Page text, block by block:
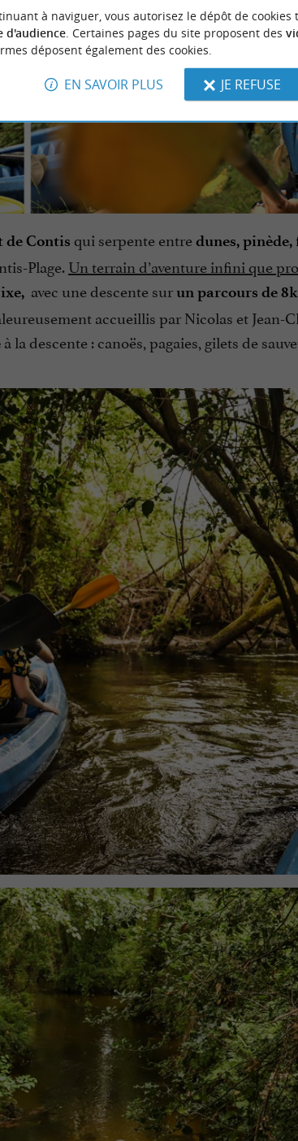
de Contis qui serpente entredunes, pinède,
Plage.Un terrain d’aventure infini que
avec une descente surun parcours de
accueillis par Nicolas et Jean-
à la descente : canoës, pagaies, gilets de
à naviguer, vous autorisez le dépôt de cookies
d'audience. Certaines pages du site proposent des
déposent également des cookies.
EN SAVOIR PLUS JE REFUSE